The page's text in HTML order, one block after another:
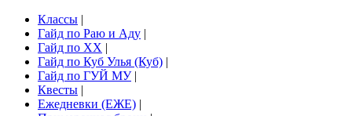
Классы |
Гайд по Раю и Аду |
Гайд по ХХ |
Гайд по Куб Улья (Куб) |
Гайд по ГУЙ МУ|
Квесты |
Ежедневки (ЕЖЕ) |